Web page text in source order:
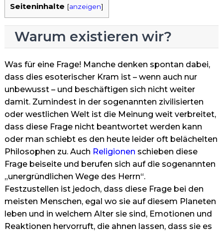
Seiteninhalte [anzeigen]
Warum existieren wir?
Was für eine Frage! Manche denken spontan dabei,
dass dies esoterischer Kram ist – wenn auch nur
unbewusst – und beschäftigen sich nicht weiter
damit. Zumindest in der sogenannten zivilisierten
oder westlichen Welt ist die Meinung weit verbreitet,
dass diese Frage nicht beantwortet werden kann
oder man schiebt es den heute leider oft belächelten
Philosophen zu. Auch Religionen schieben diese
Frage beiseite und berufen sich auf die sogenannten
„unergründlichen Wege des Herrn“.
Festzustellen ist jedoch, dass diese Frage bei den
meisten Menschen, egal wo sie auf diesem Planeten
leben und in welchem Alter sie sind, Emotionen und
Reaktionen hervorruft, die ahnen lassen, dass sie es